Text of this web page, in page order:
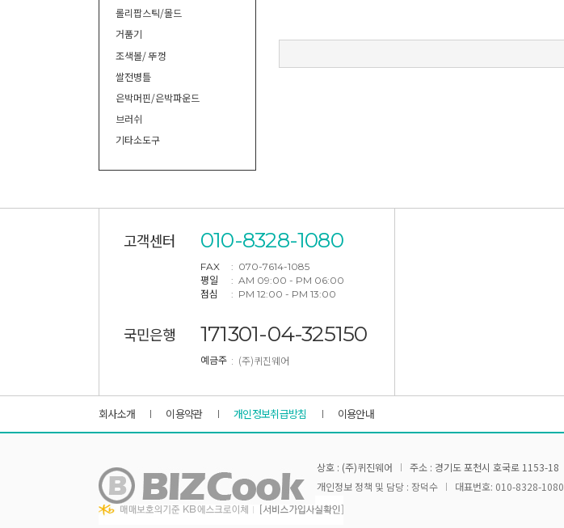
롤리팝스틱/몰드
거품기
조색볼/ 뚜껑
쌀전병틀
은박머핀/은박파운드
브러쉬
기타소도구
고객센터 010-8328-1080
FAX
: 070-7614-1085
평일
: AM 09:00 - PM 06:00
점심
: PM 12:00 - PM 13:00
국민은행 171301-04-325150
예금주 : (주)퀴진웨어
회사소개 이용약관 개인정보취급방침 이용안내
상호 : (주)퀴진웨어 주소 : 경기도 포천시 호국로 1153-18
개인정보 정책 및 담당 : 장덕수
대표번호: 010-8328-1080